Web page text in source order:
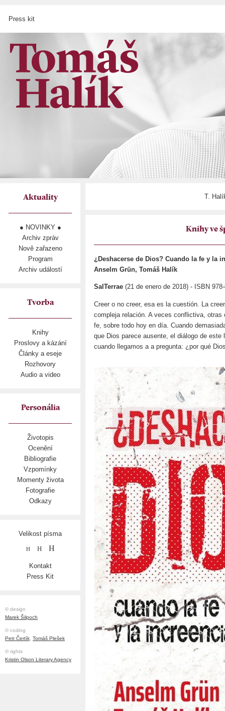
Press kit
Aktuality
● NOVINKY ●
Archiv zpráv
Nově zařazeno
Program
Archiv událostí
Tvorba
Knihy
Proslovy a kázání
Články a eseje
Rozhovory
Audio a video
Personália
Životopis
Ocenění
Bibliografie
Vzpomínky
Momenty života
Fotografie
Odkazy
Velikost písma
H H H
Kontakt
Press Kit
© design
Marek Šilpoch
© coding
Petr Čertík, Tomáš Plešek
© rights
Kristin Olson Literary Agency
T.
Knihy ve
¿Deshacerse de Dios? Cuando la fe y la
Anselm Grün, Tomáš Halík
SalTerrae (21 de enero de 2018) - ISBN 978-
Creer o no creer, esa es la cuestión. La
compleja relación. A veces conflictiva,
fe, sobre todo hoy en día. Cuando
que Dios parece ausente, el diálogo de
cuando llegamos a a pregunta: ¿por qué